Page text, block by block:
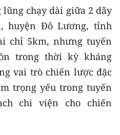
lũng chạy dài giữa 2 dãy
huyện Đô Lương, tỉnh
chỉ 5km, nhưng tuyến
trong thời kỳ kháng
vai trò chiến lược đặc
trọng yếu trong tuyến
chi viện cho chiến